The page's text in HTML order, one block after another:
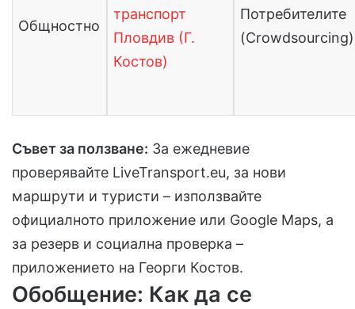
Общностно
транспорт
Пловдив (Г.
Костов)
Потребителите
(Crowdsourcing)
Съвет за ползване: За ежедневие
проверявайте LiveTransport.eu, за нови
маршрути и туристи – използвайте
официалното приложение или Google Maps, а
за резерв и социална проверка –
приложението на Георги Костов.
Обобщение: Как да се